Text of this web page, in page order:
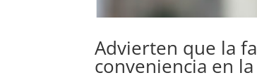
Advierten que la
conveniencia en